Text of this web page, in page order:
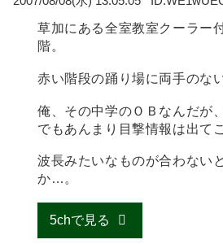
草加にある全室教室クーラー
階。
赤い階段の踊り場に両手のな
俺、その中学のＯＢなんだが
でもあんまり目撃情報は出て
波長みたいなものが合わない
か…。
5chで見る